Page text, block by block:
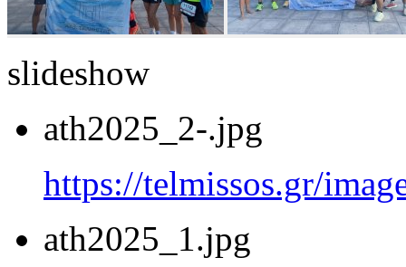
slideshow
ath2025_2-.jpg
https://telmissos.gr/
ath2025_1.jpg